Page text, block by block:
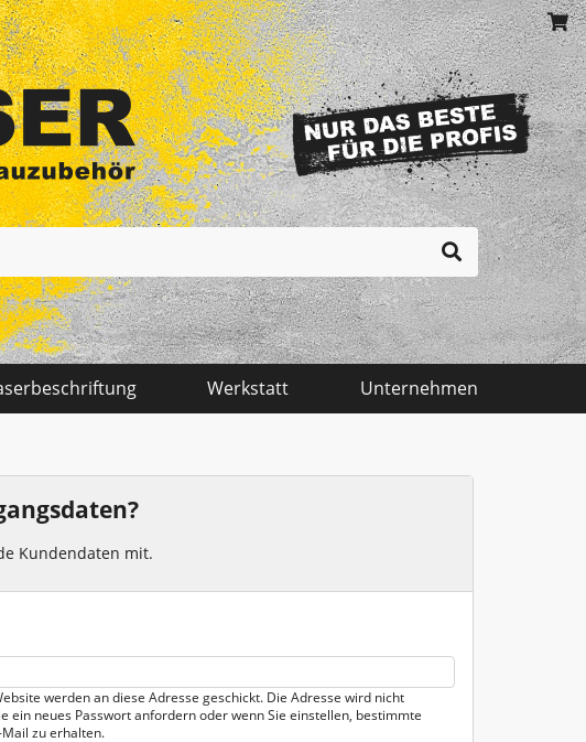
Werkstatt Unternehmen
Ihr Einkaufswagen ist momentan leer.
Malen - Mauern - Fliesenlegen
Messtechnik
Reinigung - Behälter
Verkehrsabsicherung
Verkehrszeichen - Schilder
Kundendaten mit.
werden an diese Adresse geschickt. Die Adresse wird nicht
ein neues Passwort anfordern oder wenn Sie einstellen, bestimmte
zu erhalten.
Felder ein.